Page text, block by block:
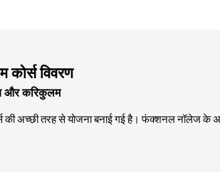
विवरण
और करिकुलम
अच्छी तरह से योजना बनाई गई है। फंक्शनल नॉलेज के